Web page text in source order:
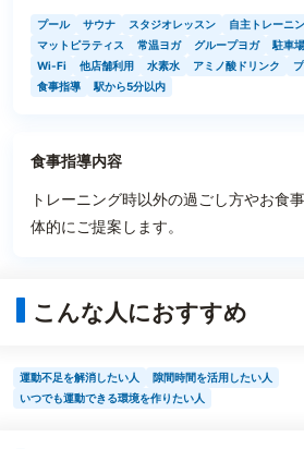
プール サウナ スタジオレッスン
自主トレーニ
マットピラティス
常温ヨガ グループヨガ 駐車場
Wi-Fi
他店舗利用 水素水 アミノ酸ドリンク
食事指導
駅から5分以内
食事指導内容
トレーニング時以外の過ごし方やお食
体的にご提案します。
こんな人におすすめ
運動不足を解消したい人
隙間時間を活用したい人
いつでも運動できる環境を作りたい人